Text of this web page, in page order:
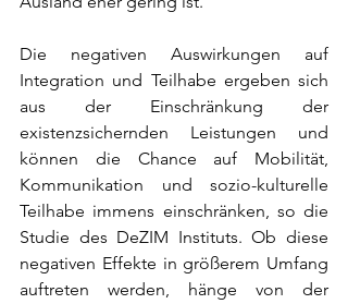
Die negativen Auswirkungen auf
Integration und Teilhabe ergeben sich
aus der Einschränkung der
existenzsichernden Leistungen und
können die Chance auf Mobilität,
Kommunikation und sozio-kulturelle
Teilhabe immens einschränken, so die
Studie des DeZIM Instituts. Ob diese
negativen Effekte in größerem Umfang
auftreten werden, hänge von der